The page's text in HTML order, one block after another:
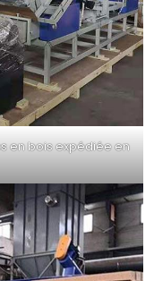
en bois expédiée en